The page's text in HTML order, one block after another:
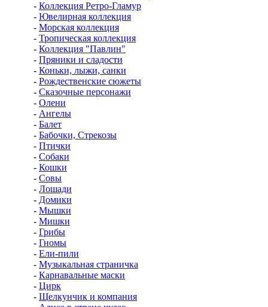
- Коллекция Ретро-Гламур
- Ювелирная коллекция
- Морская коллекция
- Тропическая коллекция
- Коллекция "Павлин"
- Пряники и сладости
- Коньки, лыжи, санки
- Рождественские сюжеты
- Сказочные персонажи
- Олени
- Ангелы
- Балет
- Бабочки, Стрекозы
- Птички
- Собаки
- Кошки
- Совы
- Лошади
- Домики
- Мышки
- Мишки
- Грибы
- Гномы
- Ели-пили
- Музыкальная страничка
- Карнавальные маски
- Цирк
- Щелкунчик и компания